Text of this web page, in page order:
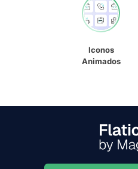
Iconos
Animados